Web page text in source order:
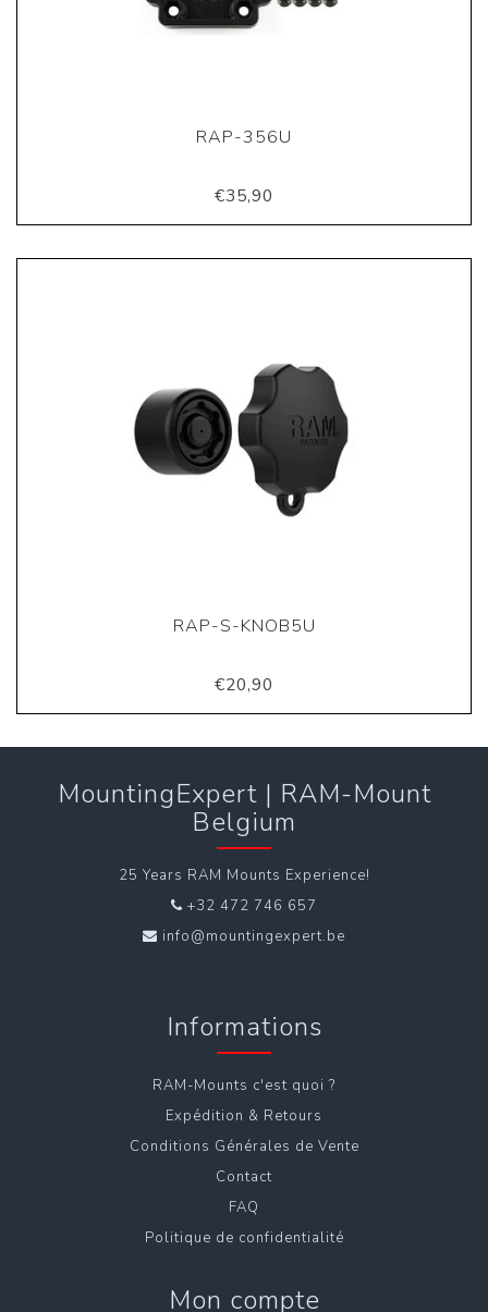
RAP-356U
€35,90
RAP-S-KNOB5U
€20,90
MountingExpert | RAM-Mount
Belgium
25 Years RAM Mounts Experience!
+32 472 746 657
info@mountingexpert.be
Informations
RAM-Mounts c'est quoi ?
Expédition & Retours
Conditions Générales de Vente
Contact
FAQ
Politique de confidentialité
Mon compte